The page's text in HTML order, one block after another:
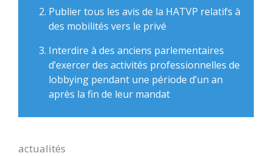
Publier tous les avis de la HATVP relatifs à
des mobilités vers le privé
Interdire à des anciens parlementaires
d’exercer des activités professionnelles de
lobbying pendant une période d’un an
après la fin de leur mandat
actualités